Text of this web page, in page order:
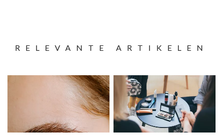
RELEVANTE ARTIKELEN